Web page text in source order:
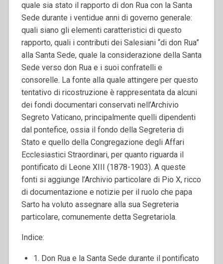
quale sia stato il rapporto di don Rua con la Santa
Sede durante i ventidue anni di governo generale:
quali siano gli elementi caratteristici di questo
rapporto, quali i contributi dei Salesiani “di don Rua”
alla Santa Sede, quale la considerazione della Santa
Sede verso don Rua e i suoi confratelli e
consorelle. La fonte alla quale attingere per questo
tentativo di ricostruzione è rappresentata da alcuni
dei fondi documentari conservati nell’Archivio
Segreto Vaticano, principalmente quelli dipendenti
dal pontefice, ossia il fondo della Segreteria di
Stato e quello della Congregazione degli Affari
Ecclesiastici Straordinari, per quanto riguarda il
pontificato di Leone XIII (1878-1903). A queste
fonti si aggiunge l’Archivio particolare di Pio X, ricco
di documentazione e notizie per il ruolo che papa
Sarto ha voluto assegnare alla sua Segreteria
particolare, comunemente detta Segretariola.
Indice:
1. Don Rua e la Santa Sede durante il pontificato